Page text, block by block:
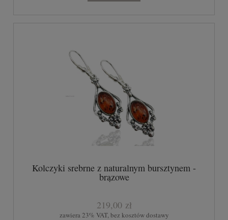
Kolczyki srebrne z naturalnym bursztynem -
brązowe
219,00 zł
zawiera 23% VAT, bez kosztów dostawy